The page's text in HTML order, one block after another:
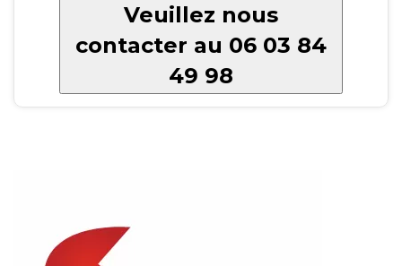
Veuillez nous
contacter au 06 03 84
49 98